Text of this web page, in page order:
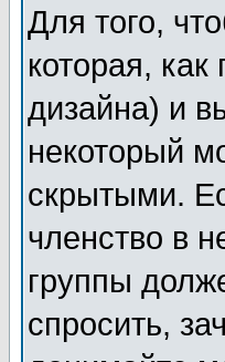
Для того,
которая,
дизайна) и
некоторый
скрытыми.
членство в
группы
спросить,